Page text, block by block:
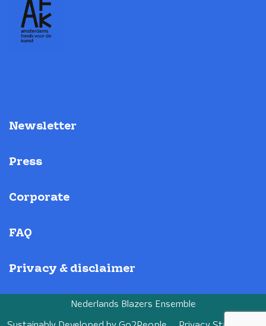
Newsletter
Press
Corporate
FAQ
Privacy & disclaimer
Nederlands Blazers Ensemble